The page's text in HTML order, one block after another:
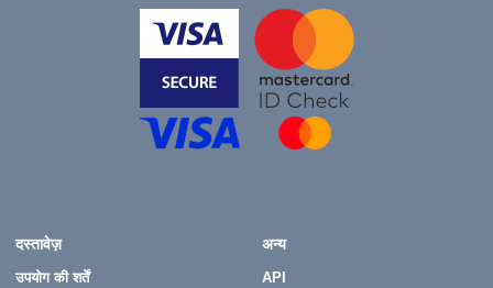
दस्तावेज़
उपयोग की शर्तें
अन्य
API